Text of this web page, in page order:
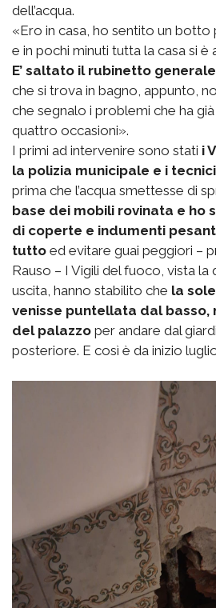
dell’acqua.
«Ero in casa, ho sentito un botto
e in pochi minuti tutta la casa si è
E’ saltato il rubinetto
che si trova in bagno, appunto,
che segnalo i problemi che ha
quattro occasioni».
I primi ad intervenire sono stati i
la polizia municipale e i
prima che l’acqua smettesse di
base dei mobili rovinata e ho
di coperte e indumenti
tutto ed evitare guai peggiori –
Rauso – I Vigili del fuoco, vista la
uscita, hanno stabilito che la
venisse puntellata dal basso,
del palazzo per andare dal
posteriore. E così è da inizio